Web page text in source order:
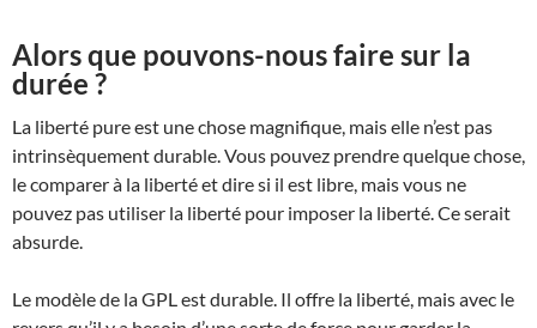
Alors que pouvons-nous faire sur la
durée ?
La liberté pure est une chose magnifique, mais elle n’est pas
intrinsèquement durable. Vous pouvez prendre quelque chose,
le comparer à la liberté et dire si il est libre, mais vous ne
pouvez pas utiliser la liberté pour imposer la liberté. Ce serait
absurde.
Le modèle de la GPL est durable. Il offre la liberté, mais avec le